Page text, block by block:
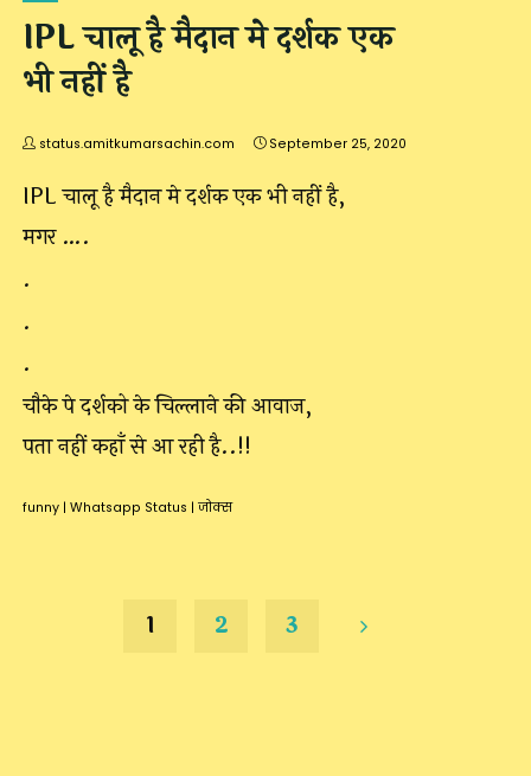
IPL चालू है मैदान मे दर्शक एक
भी नहीं है
status.amitkumarsachin.com September 25, 2020
IPL चालू है मैदान मे दर्शक एक भी नहीं है,
मगर ….
.
.
.
चौके पे दर्शको के चिल्लाने की आवाज,
पता नहीं कहाँ से आ रही है..!!
funny | Whatsapp Status | जोक्स
1 2 3